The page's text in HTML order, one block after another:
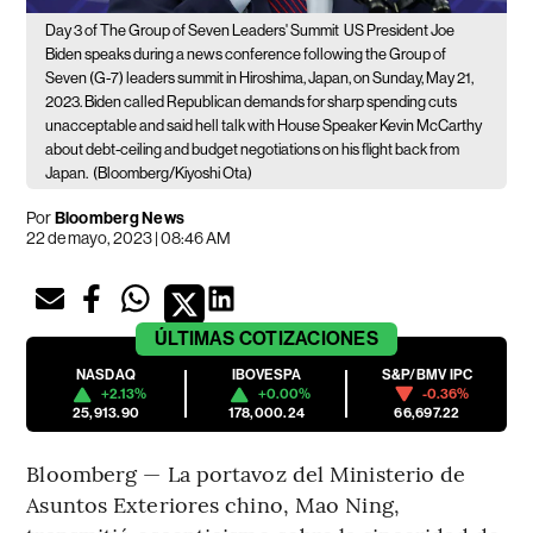
Day 3 of The Group of Seven Leaders' Summit US President Joe
Biden speaks during a news conference following the Group of
Seven (G-7) leaders summit in Hiroshima, Japan, on Sunday, May 21,
2023. Biden called Republican demands for sharp spending cuts
unacceptable and said hell talk with House Speaker Kevin McCarthy
about debt-ceiling and budget negotiations on his flight back from
Japan. (Bloomberg/Kiyoshi Ota)
PorBloomberg News
22 de mayo, 2023 | 08:46 AM
ÚLTIMAS COTIZACIONES
NASDAQ
+2.13%
25,913.90
IBOVESPA
+0.00%
178,000.24
S&P/BMV IPC
-0.36%
66,697.22
Bloomberg — La portavoz del Ministerio de
Asuntos Exteriores chino, Mao Ning,